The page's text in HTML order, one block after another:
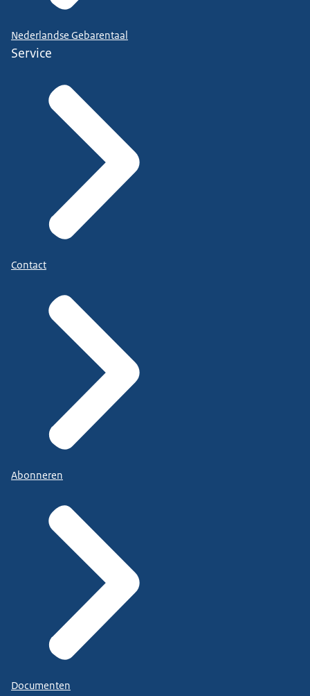
Nederlandse Gebarentaal
Service
Contact
Abonneren
Documenten